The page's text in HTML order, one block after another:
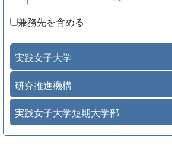
兼務先を含める
実践女子大学
研究推進機構
実践女子大学短期大学部